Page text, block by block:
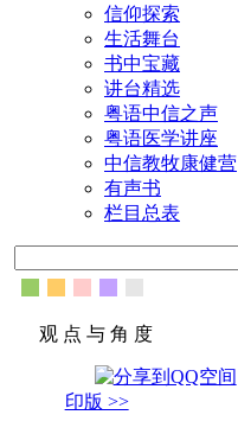
信仰探索
生活舞台
书中宝藏
讲台精选
粤语中信之声
粤语医学讲座
中信教牧康健营
有声书
栏目总表
观 点 与 角 度
印版 >>